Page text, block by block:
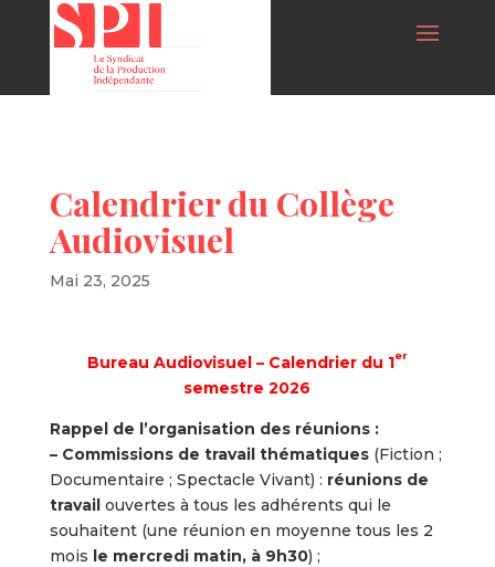
Calendrier du Collège
Audiovisuel
Mai 23, 2025
Bureau Audiovisuel – Calendrier du 1er
semestre 2026
Rappel de l’organisation des réunions :
– Commissions de travail thématiques (Fiction ;
Documentaire ; Spectacle Vivant) : réunions de
travail ouvertes à tous les adhérents qui le
souhaitent (une réunion en moyenne tous les 2
mois le mercredi matin, à 9h30) ;